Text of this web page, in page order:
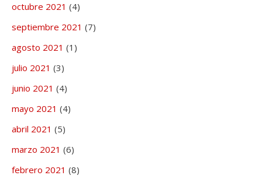
octubre 2021 (4)
septiembre 2021 (7)
agosto 2021 (1)
julio 2021 (3)
junio 2021 (4)
mayo 2021 (4)
abril 2021 (5)
marzo 2021 (6)
febrero 2021 (8)